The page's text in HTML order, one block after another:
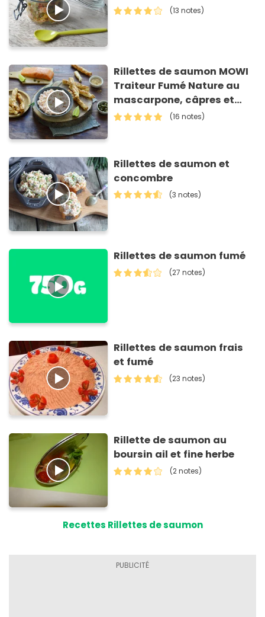
(13 notes)
Rillettes de saumon MOWI
Traiteur Fumé Nature au
mascarpone, câpres et
citron vert et feuilletés aux
(16 notes)
Rillettes de saumon et
concombre
(3 notes)
Rillettes de saumon fumé
(27 notes)
Rillettes de saumon frais
et fumé
(23 notes)
Rillette de saumon au
boursin ail et fine herbe
(2 notes)
Recettes Rillettes de saumon